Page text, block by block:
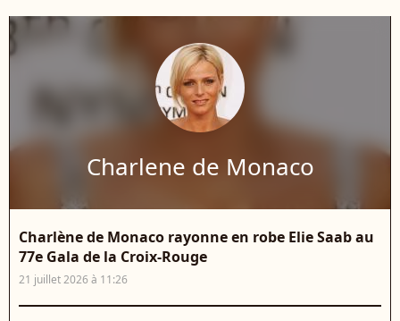
Charlene de Monaco
Charlène de Monaco rayonne en robe Elie Saab au
77e Gala de la Croix-Rouge
21 juillet 2026 à 11:26